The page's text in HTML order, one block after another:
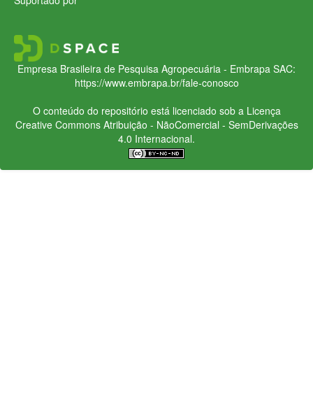
Empresa Brasileira de Pesquisa Agropecuária - Embrapa SAC:
https://www.embrapa.br/fale-conosco
O conteúdo do repositório está licenciado sob a Licença
Creative CommonsAtribuição - NãoComercial - SemDerivações
4.0 Internacional.